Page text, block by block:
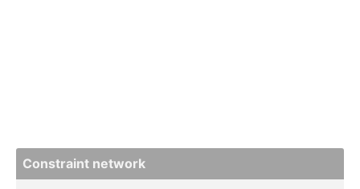
Constraint network